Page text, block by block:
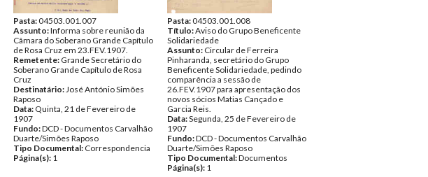
Pasta:04503.001.007
Assunto:Informa sobre reunião da
Câmara do Soberano Grande Capítulo
de Rosa Cruz em 23.FEV.1907.
Remetente: Grande Secretário do
Soberano Grande Capítulo de Rosa
Cruz
Destinatário:José António Simões
Raposo
Data: Quinta, 21 de Fevereiro de
1907
Fundo:DCD - Documentos Carvalhão
Duarte/Simões Raposo
Tipo Documental: Correspondencia
Página(s): 1
Pasta:04503.001.008
Título:Aviso do Grupo Beneficente
Solidariedade
Assunto: Circular de Ferreira
Pinharanda, secretário do Grupo
Beneficente Solidariedade, pedindo
comparência a sessão de
26.FEV.1907 para apresentação dos
novos sócios Matias Cançado e
Garcia Reis.
Data:Segunda, 25 de Fevereiro de
1907
Fundo:DCD - Documentos Carvalhão
Duarte/Simões Raposo
Tipo Documental:Documentos
Página(s): 1